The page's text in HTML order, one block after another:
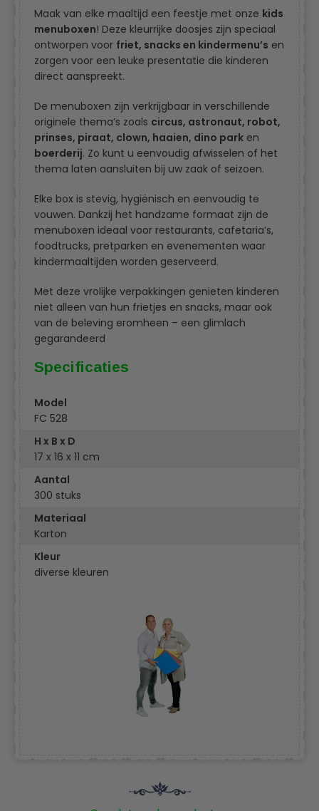
Maak van elke maaltijd een feestje met onze kids
menuboxen! Deze kleurrijke doosjes zijn speciaal
ontworpen voor friet, snacks en kindermenu’s en
zorgen voor een leuke presentatie die kinderen
direct aanspreekt.
De menuboxen zijn verkrijgbaar in verschillende
originele thema’s zoals circus, astronaut, robot,
prinses, piraat, clown, haaien, dino park en
boerderij. Zo kunt u eenvoudig afwisselen of het
thema laten aansluiten bij uw zaak of seizoen.
Elke box is stevig, hygiënisch en eenvoudig te
vouwen. Dankzij het handzame formaat zijn de
menuboxen ideaal voor restaurants, cafetaria’s,
foodtrucks, pretparken en evenementen waar
kindermaaltijden worden geserveerd.
Met deze vrolijke verpakkingen genieten kinderen
niet alleen van hun frietjes en snacks, maar ook
van de beleving eromheen – een glimlach
gegarandeerd
Specificaties
Model
FC 528
H x B x D
17 x 16 x 11 cm
Aantal
300 stuks
Materiaal
Karton
Kleur
diverse kleuren